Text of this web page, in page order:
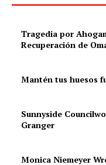
Tragedia por
Recuperación de
Mantén tus huesos
Sunnyside
Granger
Monica Niemeyer